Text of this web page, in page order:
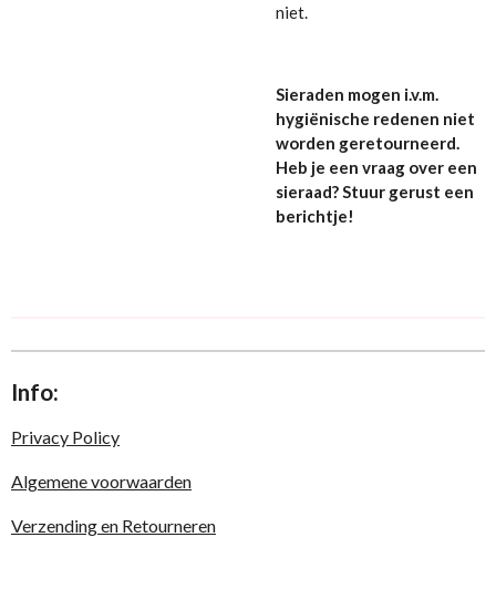
niet.
Sieraden mogen i.v.m.
hygiënische redenen niet
worden geretourneerd.
Heb je een vraag over een
sieraad? Stuur gerust een
berichtje!
Info:
Privacy Policy
Algemene voorwaarden
Verzending en Retourneren